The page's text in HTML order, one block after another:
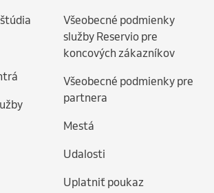
Všeobecné podmienky
služby Reservio pre
koncových zákazníkov
Všeobecné podmienky pre
partnera
Mestá
Udalosti
Uplatniť poukaz